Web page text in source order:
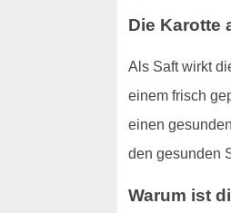
Die Karotte
Als Saft wirkt
einem frisch
einen
den gesunden
Warum ist